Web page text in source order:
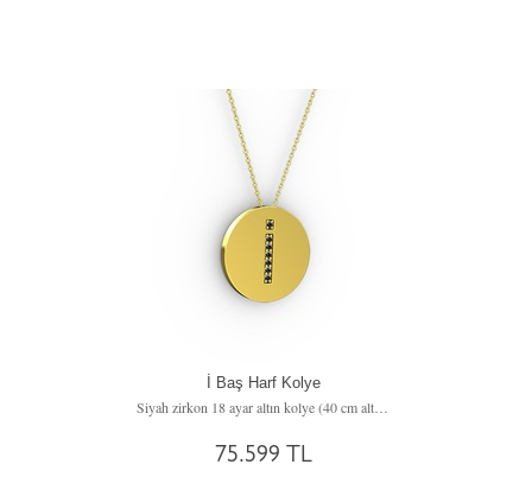
İ Baş Harf Kolye
Siyah zirkon 18 ayar altın kolye (40 cm altın rolo zincir)
75.599 TL